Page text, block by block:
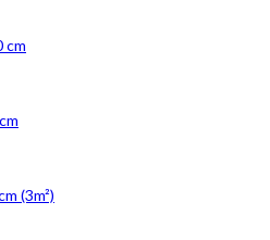
cm
(3m²)